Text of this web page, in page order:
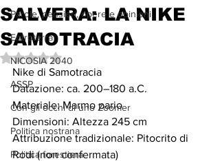
Parole, pensieri, opere e opinioni
Entroterra
NICOSIA 2040
ASSP
Con gli occhi di uno Zoomer
Politica nostrana
Politica forestiera
SALVERA: LA NIKE
SAMOTRACIA
Valutazione NaN stelle su 5.
Nike di Samotracia
Datazione: ca. 200–180 a.C.
Materiale: Marmo pario
Dimensioni: Altezza 245 cm
Attribuzione tradizionale: Pitocrito di
Rodi (non confermata)